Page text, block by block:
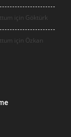
için Göktürk
için Özkan